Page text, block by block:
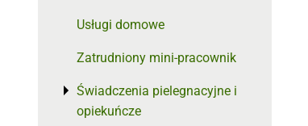
Usługi domowe
Zatrudniony mini-pracownik
Świadczenia pielegnacyjne i
opiekuńcze
Toggle menu